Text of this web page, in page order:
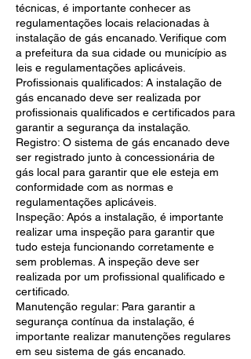
técnicas, é importante conhecer as
regulamentações locais relacionadas à
instalação de gás encanado. Verifique com
a prefeitura da sua cidade ou município as
leis e regulamentações aplicáveis.
Profissionais qualificados: A instalação de
gás encanado deve ser realizada por
profissionais qualificados e certificados para
garantir a segurança da instalação.
Registro: O sistema de gás encanado deve
ser registrado junto à concessionária de
gás local para garantir que ele esteja em
conformidade com as normas e
regulamentações aplicáveis.
Inspeção: Após a instalação, é importante
realizar uma inspeção para garantir que
tudo esteja funcionando corretamente e
sem problemas. A inspeção deve ser
realizada por um profissional qualificado e
certificado.
Manutenção regular: Para garantir a
segurança contínua da instalação, é
importante realizar manutenções regulares
em seu sistema de gás encanado.